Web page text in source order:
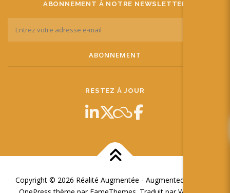
ABONNEMENT À NOTRE NEWSLETTER
RESTEZ À JOUR
Copyright © 2026 Réalité Augmentée - Augmented Reality